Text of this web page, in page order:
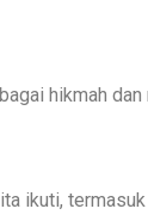
hikmah
ikuti,